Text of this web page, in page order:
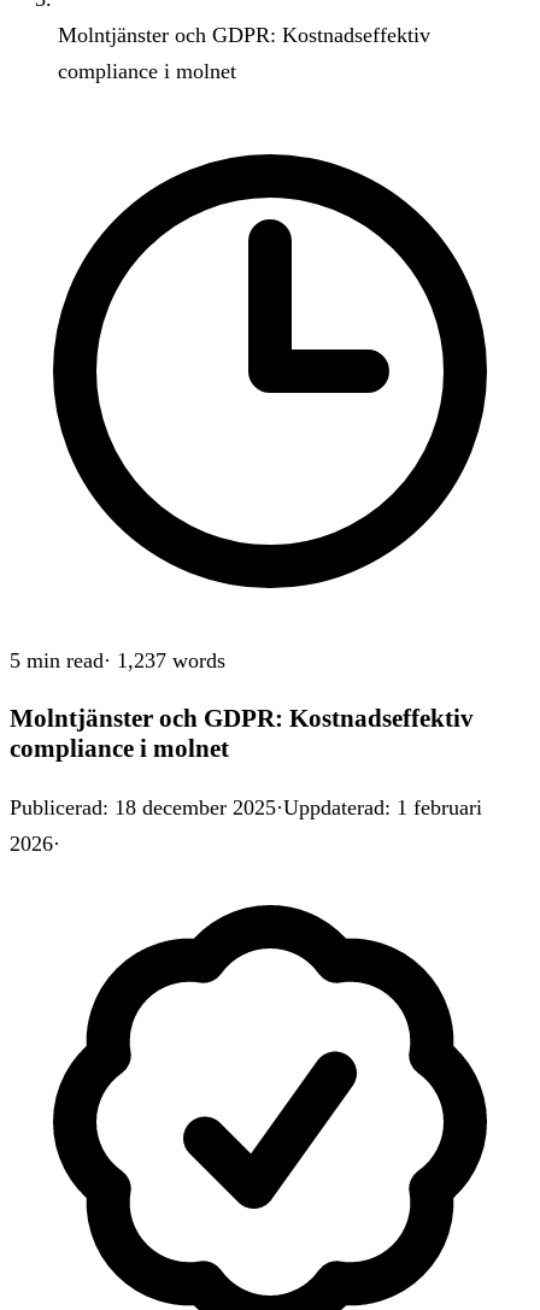
Molntjänster och GDPR: Kostnadseffektiv
compliance i molnet
5 min read· 1,237 words
Molntjänster och GDPR: Kostnadseffektiv
compliance i molnet
Publicerad: 18 december 2025·Uppdaterad: 1 februari
2026·